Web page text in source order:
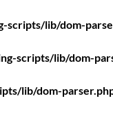
lib/dom-
scripts/lib/dom-
lib/dom-